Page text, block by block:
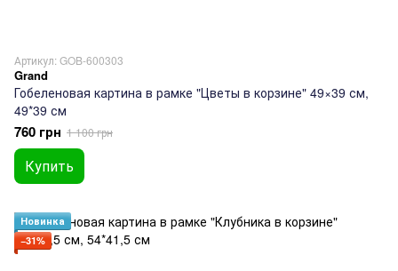
Артикул: GOB-600303
Grand
Гобеленовая картина в рамке "Цветы в корзине" 49×39 см,
49*39 см
760 грн 1 100 грн
Купить
Новинка
−31%